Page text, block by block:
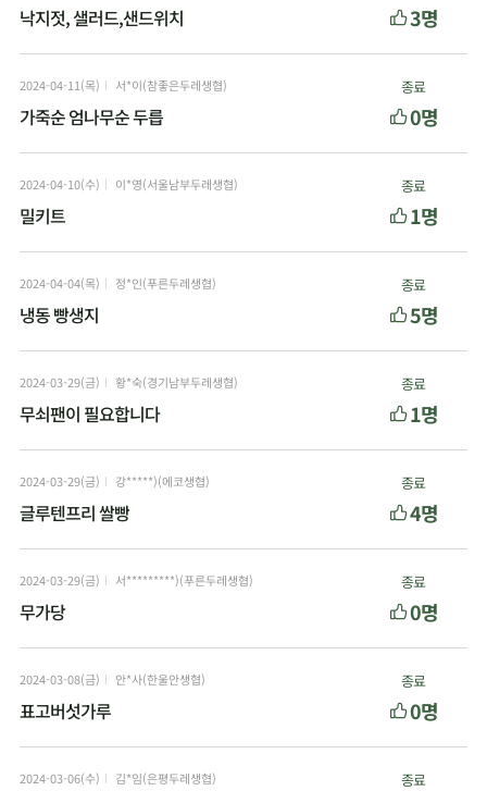
낙지젓, 샐러드,샌드위치 3명
2024-04-11(목) 서*이(참좋은두레생협)
가죽순 엄나무순 두릅
종료
0명
2024-04-10(수) 이*영(서울남부두레생협)
밀키트
종료
1명
2024-04-04(목) 정*인(푸른두레생협)
냉동 빵생지
종료
5명
2024-03-29(금) 황*숙(경기남부두레생협)
무쇠팬이 필요합니다
종료
1명
2024-03-29(금) 강*****)(에코생협)
글루텐프리 쌀빵
종료
4명
2024-03-29(금) 서*********)(푸른두레생협)
무가당
종료
0명
2024-03-08(금) 안*사(한울안생협)
표고버섯가루
종료
0명
2024-03-06(수) 김*임(은평두레생협) 종료